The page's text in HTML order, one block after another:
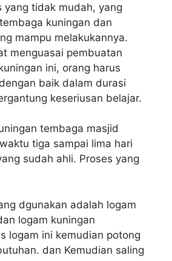
yang tidak mudah, yang
kuningan dan
mampu melakukannya.
menguasai pembuatan
ini, orang harus
baik dalam durasi
keseriusan belajar.
tembaga masjid
tiga sampai lima hari
sudah ahli. Proses yang
dgunakan adalah logam
logam kuningan
logam ini kemudian potong
dan Kemudian saling